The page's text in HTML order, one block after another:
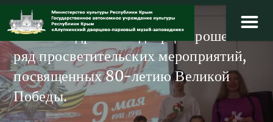
Перейти
содержимому
В Массандровском дворце прошел
ряд просветительских мероприятий,
посвященных 80-летию Великой
Победы.